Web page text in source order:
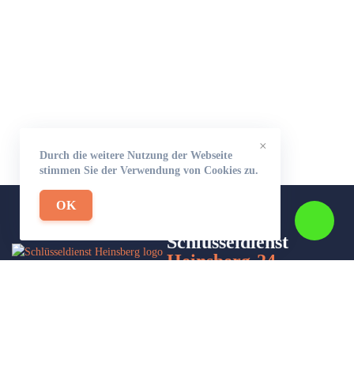
×
Durch die weitere Nutzung der Webseite
stimmen Sie der Verwendung von Cookies zu.
OK
Schlüsseldienst
Heinsberg-24